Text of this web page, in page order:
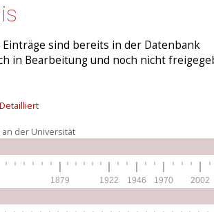
sind bereits in der Datenbank
in Bearbeitung und noch nicht
Detailliert
der Universität
1879 1922 1946 1970 2002